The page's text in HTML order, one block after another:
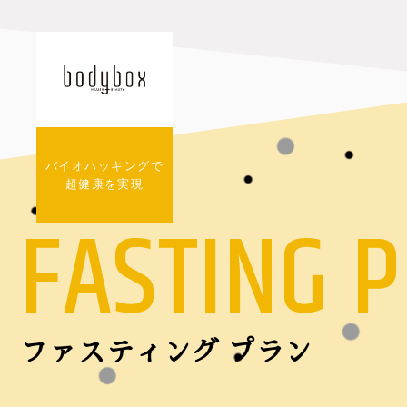
バイオハッキングで
超健康を実現
FASTING
ファスティング プラン